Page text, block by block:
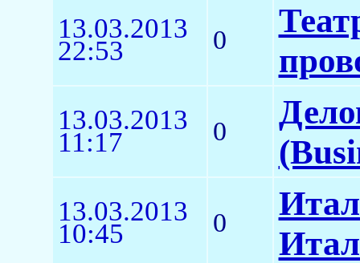
13.03.2013
22:53 0
13.03.2013
11:17 0
13.03.2013
10:45 0